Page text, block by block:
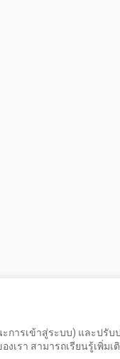
ะการเข้าสู่ระบบ) และป
เรา สามารถเรียนรู้เพิ่มเ